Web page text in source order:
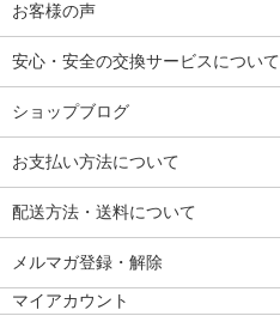
お客様の声
安心・安全の交換サービスについて
ショップブログ
お支払い方法について
配送方法・送料について
メルマガ登録・解除
マイアカウント